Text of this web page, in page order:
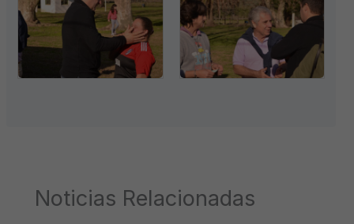
Noticias Relacionadas